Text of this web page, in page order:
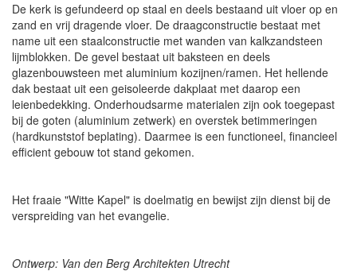
De kerk is gefundeerd op staal en deels bestaand uit vloer op en
zand en vrij dragende vloer. De draagconstructie bestaat met
name uit een staalconstructie met wanden van kalkzandsteen
lijmblokken. De gevel bestaat uit baksteen en deels
glazenbouwsteen met aluminium kozijnen/ramen. Het hellende
dak bestaat uit een geisoleerde dakplaat met daarop een
leienbedekking. Onderhoudsarme materialen zijn ook toegepast
bij de goten (aluminium zetwerk) en overstek betimmeringen
(hardkunststof beplating). Daarmee is een functioneel, financieel
efficient gebouw tot stand gekomen.
Het fraaie "Witte Kapel" is doelmatig en bewijst zijn dienst bij de
verspreiding van het evangelie.
Ontwerp: Van den Berg Architekten Utrecht